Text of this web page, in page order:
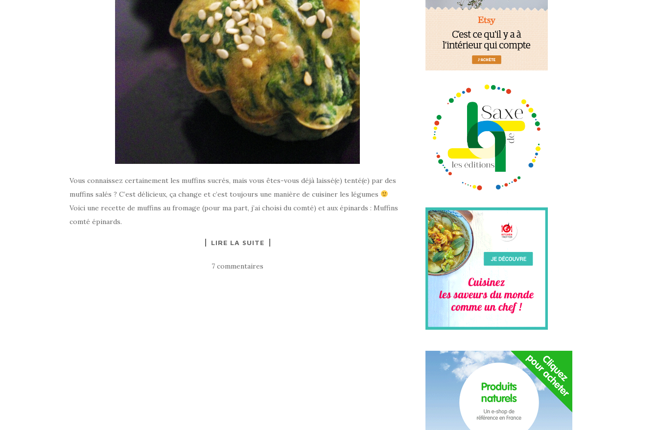
Vous connaissez certainement les muffins sucrés, mais vous êtes-vous déjà laissé(e) tenté(e) par des
muffins salés ? C’est délicieux, ça change et c’est toujours une manière de cuisiner les légumes
Voici une recette de muffins au fromage (pour ma part, j’ai choisi du comté) et aux épinards : Muffins
comté épinards.
LIRE LA SUITE
7 commentaires